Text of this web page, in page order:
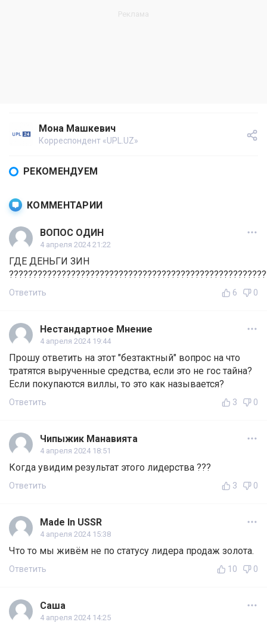
Мона Машкевич
Корреспондент «UPL.UZ»
РЕКОМЕНДУЕМ
КОММЕНТАРИИ
ВОПОС ОДИН
4 апреля 2024 21:22
ГДЕ ДЕНЬГИ ЗИН
Ответить 6 0
Нестандартное Мнение
4 апреля 2024 19:44
Прошу ответить на этот "безтактный" вопрос на что
тратятся вырученные средства, если это не гос тайна?
Если покупаются виллы, то это как называется?
Ответить 3 0
Чипыжик Манавията
4 апреля 2024 18:51
Когда увидим результат этого лидерства ???
Ответить 3 0
Made In USSR
4 апреля 2024 15:38
Что то мы живём не по статусу лидера продаж золота.
Ответить 10 0
Саша
4 апреля 2024 14:25